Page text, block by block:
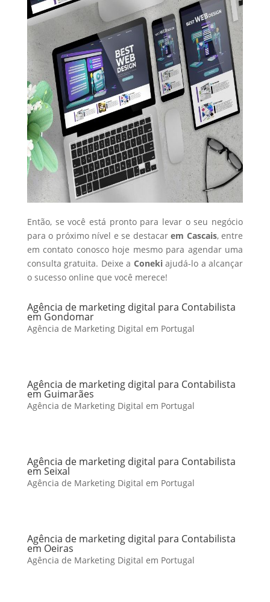
Então, se você está pronto para levar o seu negócio
para o próximo nível e se destacarem Cascais, entre
em contato conosco hoje mesmo para agendar uma
consulta gratuita. Deixe a Conekiajudá-lo a alcançar
o sucesso online que você merece!
Agência de marketing digital para Contabilista
em Gondomar
Agência de Marketing Digital em Portugal
Agência de marketing digital para Contabilista
em Guimarães
Agência de Marketing Digital em Portugal
Agência de marketing digital para Contabilista
em Seixal
Agência de Marketing Digital em Portugal
Agência de marketing digital para Contabilista
em Oeiras
Agência de Marketing Digital em Portugal